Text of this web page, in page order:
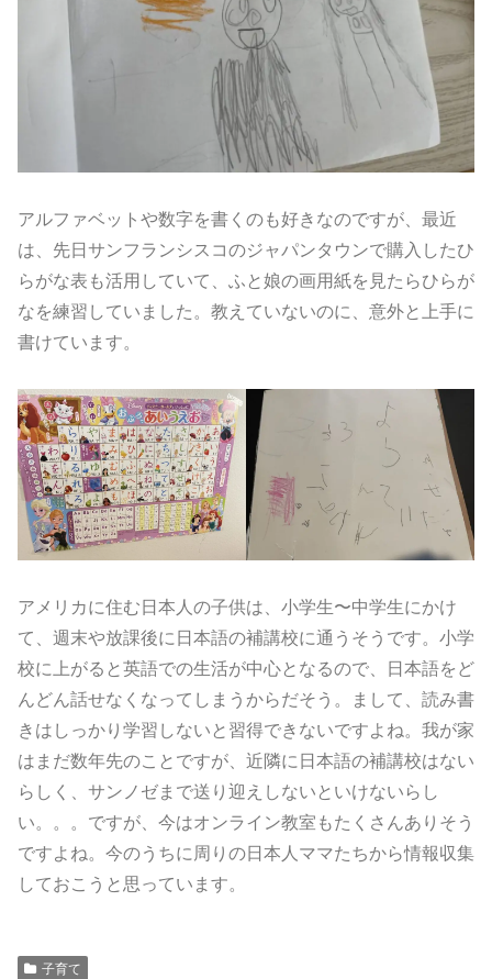
アルファベットや数字を書くのも好きなのですが、最近
は、先日サンフランシスコのジャパンタウンで購入したひ
らがな表も活用していて、ふと娘の画用紙を見たらひらが
なを練習していました。教えていないのに、意外と上手に
書けています。
アメリカに住む日本人の子供は、小学生〜中学生にかけ
て、週末や放課後に日本語の補講校に通うそうです。小学
校に上がると英語での生活が中心となるので、日本語をど
んどん話せなくなってしまうからだそう。まして、読み書
きはしっかり学習しないと習得できないですよね。我が家
はまだ数年先のことですが、近隣に日本語の補講校はない
らしく、サンノゼまで送り迎えしないといけないらし
い。。。ですが、今はオンライン教室もたくさんありそう
ですよね。今のうちに周りの日本人ママたちから情報収集
しておこうと思っています。
子育て